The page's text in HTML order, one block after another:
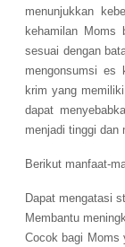
menunjukkan
kehamilan Moms
sesuai dengan
mengonsumsi es
krim yang
dapat
menjadi tinggi dan
Berikut manfaat-
Dapat mengatasi
Membantu
Cocok bagi Moms